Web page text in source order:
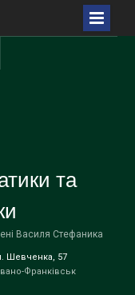
та
Василя Стефаника
Шевченка, 57
Франківськ